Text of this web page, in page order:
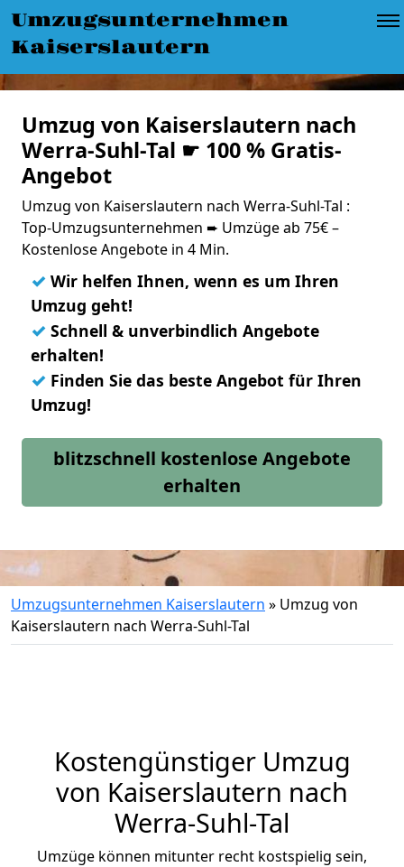
Umzugsunternehmen
Kaiserslautern
Umzug von Kaiserslautern nach
Werra-Suhl-Tal ☛ 100 % Gratis-
Angebot
Umzug von Kaiserslautern nach Werra-Suhl-Tal :
Top-Umzugsunternehmen ➨ Umzüge ab 75€ –
Kostenlose Angebote in 4 Min.
✓ Wir helfen Ihnen, wenn es um Ihren
Umzug geht!
✓ Schnell & unverbindlich Angebote
erhalten!
✓ Finden Sie das beste Angebot für Ihren
Umzug!
blitzschnell kostenlose Angebote
erhalten
Umzugsunternehmen Kaiserslautern » Umzug von
Kaiserslautern nach Werra-Suhl-Tal
Kostengünstiger Umzug
von Kaiserslautern nach
Werra-Suhl-Tal
Umzüge können mitunter recht kostspielig sein,